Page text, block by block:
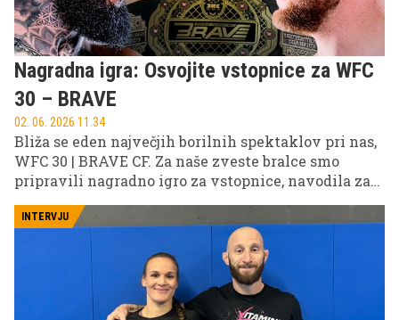
Nagradna igra: Osvojite vstopnice za WFC
30 – BRAVE
02. 06. 2026 11.34
Bliža se eden največjih borilnih spektaklov pri nas,
WFC 30 | BRAVE CF. Za naše zveste bralce smo
pripravili nagradno igro za vstopnice, navodila za
omrežjih.
INTERVJU